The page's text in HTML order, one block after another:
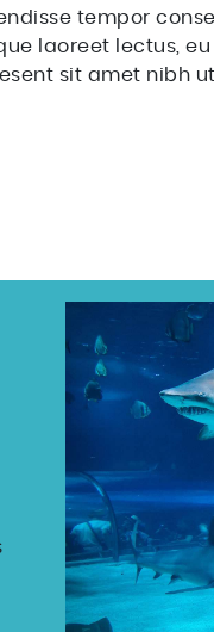
tempor
laoreet lectus,
sit amet nibh